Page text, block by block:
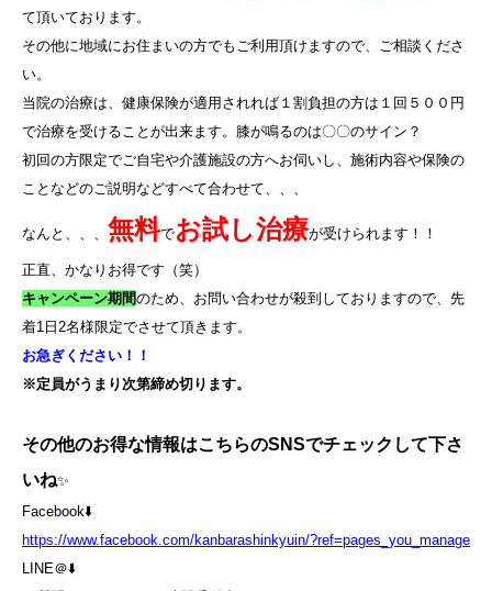
て頂いております。
その他に地域にお住まいの方でもご利用頂けますので、ご相談くださ
い。
当院の治療は、健康保険が適用されれば１割負担の方は１回５００円
で治療を受けることが出来ます。膝が鳴るのは〇〇のサイン？
初回の方限定でご自宅や介護施設の方へお伺いし、施術内容や保険の
ことなどのご説明などすべて合わせて、、、
なんと、、、 無料でお試し治療が受けられます！！
正直、かなりお得です（笑）
キャンペーン期間のため、お問い合わせが殺到しておりますので、先
着1 日 2名様限定でさせて頂きます。
お急ぎください！！
※定員がうまり次第締め切ります。
その他のお得な情報はこちらのSNSでチェックして下さ
いね✨
Facebook⬇️
https://www.facebook.com/kanbarashinkyuin/?ref=pages_you_manage
LINE＠⬇️